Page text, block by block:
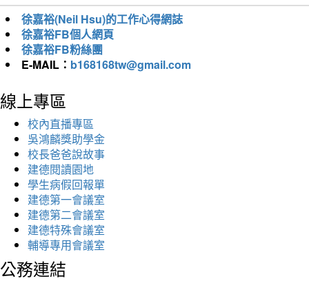
徐嘉裕(Neil Hsu)的工作心得網誌
徐嘉裕FB個人網頁
徐嘉裕FB粉絲團
E-MAIL： b168168tw@gmail.com
線上專區
校內直播專區
吳鴻麟獎助學金
校長爸爸說故事
建德閱讀園地
學生病假回報單
建德第一會議室
建德第二會議室
建德特殊會議室
輔導專用會議室
公務連結